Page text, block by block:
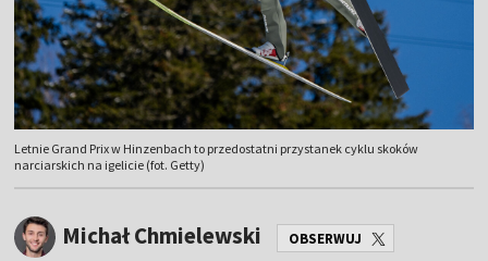
Letnie Grand Prix w Hinzenbach to przedostatni przystanek cyklu skoków
narciarskich na igelicie (fot. Getty)
Michał Chmielewski OBSERWUJ